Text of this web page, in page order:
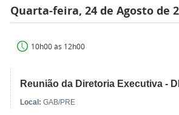
Quarta-feira, 24 de Agosto de
10h00 às 12h00
Reunião da Diretoria Executiva -
Local: GAB/PRE